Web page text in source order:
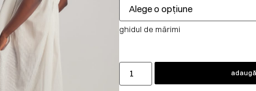
ghidul de mărimi